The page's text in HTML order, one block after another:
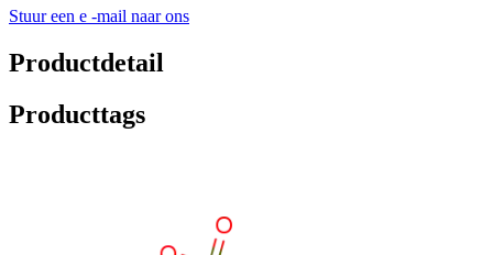
Stuur een e -mail naar ons
Productdetail
Producttags